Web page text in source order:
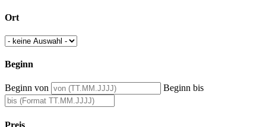
Ort
Beginn
Beginn von Beginn bis
Preis